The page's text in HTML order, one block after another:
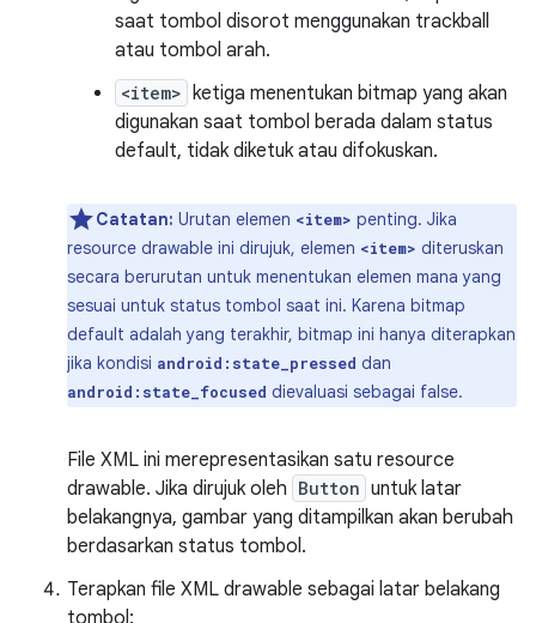
saat tombol disorot menggunakan trackball
atau tombol arah.
<item> ketiga menentukan bitmap yang akan
digunakan saat tombol berada dalam status
default, tidak diketuk atau difokuskan.
Catatan: Urutan elemen <item> penting. Jika
resource drawable ini dirujuk, elemen <item> diteruskan
secara berurutan untuk menentukan elemen mana yang
sesuai untuk status tombol saat ini. Karena bitmap
default adalah yang terakhir, bitmap ini hanya diterapkan
jika kondisi android:state_pressed dan
android:state_focused dievaluasi sebagai false.
File XML ini merepresentasikan satu resource
drawable. Jika dirujuk oleh Button untuk latar
belakangnya, gambar yang ditampilkan akan berubah
berdasarkan status tombol.
Terapkan file XML drawable sebagai latar belakang